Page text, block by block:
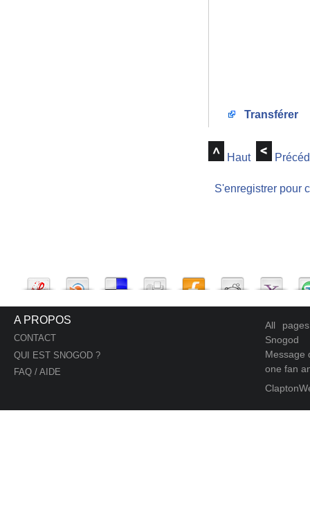
Transférer
Haut
S'enregistrer pour
A PROPOS
CONTACT
QUI EST SNOGOD ?
FAQ / AIDE
All
Snogod
Message
one fan